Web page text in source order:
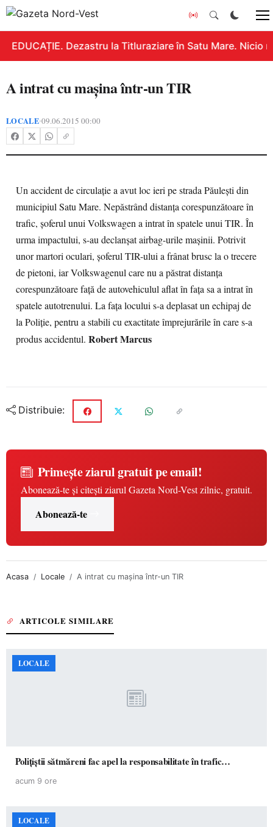
EDUCAȚIE. Dezastru la Titluraziare în Satu Mare. Nicio
A intrat cu maşina într-un TIR
LOCALE•09.06.2015 00:00
Un accident de circulație a avut loc ieri pe strada Păulești din
municipiul Satu Mare. Nepăstrând distanța corespunzătoare în
trafic, șoferul unui Volkswagen a intrat în spatele unui TIR. În
urma impactului, s-au declanșat airbag-urile mașinii. Potrivit
unor martori oculari, șoferul TIR-ului a frânat brusc la o trecere
de pietoni, iar Volkswagenul care nu a păstrat distanța
corespunzătoare față de autovehiculul aflat în fața sa a intrat în
spatele autotrenului. La fața locului s-a deplasat un echipaj de
la Poliție, pentru a stabili cu exactitate împrejurările în care s-a
produs accidentul. Robert Marcus
Distribuie:
Primește ziarul gratuit pe email!
Abonează-te și citești ziarul Gazeta Nord-Vest zilnic, gratuit.
Abonează-te
Acasa Locale A intrat cu maşina într-un TIR
ARTICOLE SIMILARE
LOCALE
Polițiștii sătmăreni fac apel la responsabilitate în trafic…
acum 9 ore
LOCALE